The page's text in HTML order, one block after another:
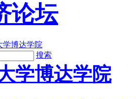
论坛
学博达学院
搜索
学博达学院